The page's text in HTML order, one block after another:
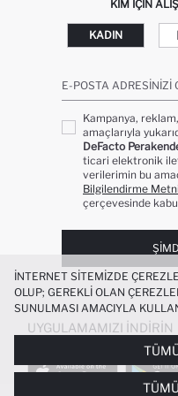
KIM IÇIN
KADIN
E-POSTA ADRESINIZI
Kampanya,
amaçlarıyla
DeFacto
ticari elektronik
verilerimin bu
Bilgilendirme
çerçevesinde
UYGULAMAMIZI İNDIRIN
İNTERNET SITEMIZDE
OLUP; GEREKLI OLAN
SUNULMASI AMACIYLA
ÜÇÜNCÜ TARAF ÇEREZLER
DENEYIMI SUNULABILMESI,
KIŞISELLEŞTIRMESI VE AÇIK
YÖNELIK PAZARLAMA
SINIRLI OLARAK